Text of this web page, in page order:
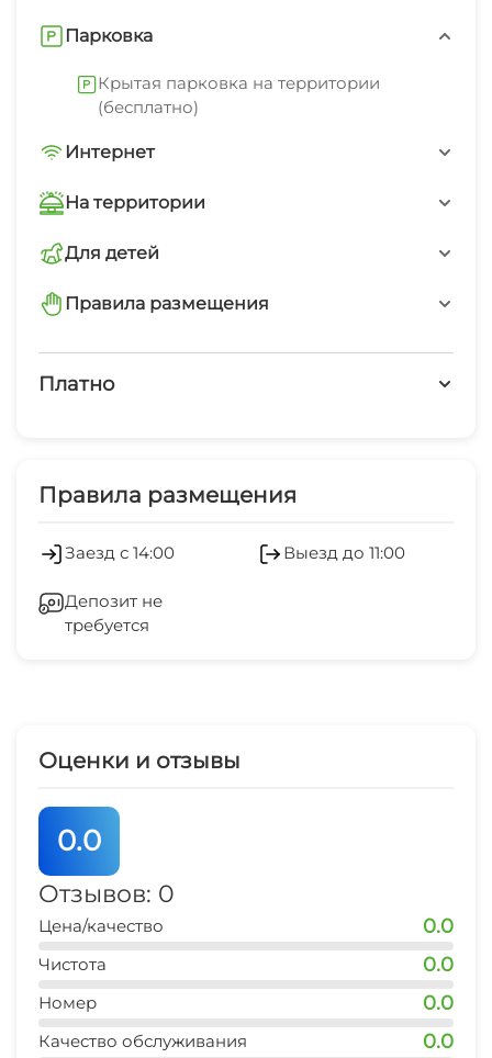
Парковка
Крытая парковка на территории
(бесплатно)
Интернет
Wi-Fi интернет в каждом номере
На территории
Интернет Wi-Fi
Автостоянка
Детская площадка
Русская баня
Для детей
детская площадка
Правила размещения
запрещено курить в номерах
Платно
Зеленый двор
Правила размещения
Заезд с 14:00 Выезд до 11:00
Депозит не
требуется
Оценки и отзывы
0.0
Отзывов: 0
Цена/качество 0.0
Чистота 0.0
Номер 0.0
Качество обслуживания 0.0